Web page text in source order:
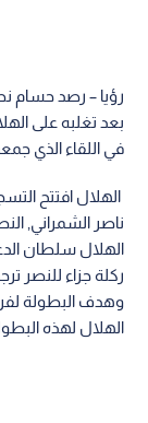
رؤيا – رصد حسام
بعد تغلبه على
في اللقاء الذي
الهلال افتتح
الهلال سلطان
ركلة جزاء للنصر
وهدف البطولة
الهلال لهذه